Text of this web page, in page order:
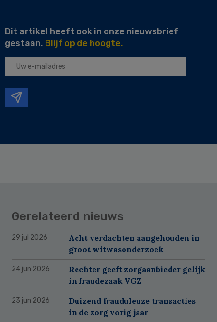
Dit artikel heeft ook in onze nieuwsbrief
gestaan. Blijf op de hoogte.
Uw
Gerelateerd nieuws
29 jul 2026
Acht verdachten aangehouden in
groot witwasonderzoek
24 jun 2026
Rechter geeft zorgaanbieder gelijk
in fraudezaak VGZ
23 jun 2026
Duizend frauduleuze transacties
in de zorg vorig jaar